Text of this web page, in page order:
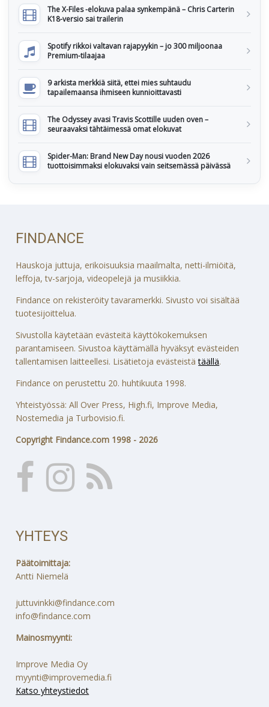
The X-Files -elokuva palaa synkempänä – Chris Carterin
K18-versio sai trailerin
Spotify rikkoi valtavan rajapyykin – jo 300 miljoonaa
Premium-tilaajaa
9 arkista merkkiä siitä, ettei mies suhtaudu
tapailemaansa ihmiseen kunnioittavasti
The Odyssey avasi Travis Scottille uuden oven –
seuraavaksi tähtäimessä omat elokuvat
Spider-Man: Brand New Day nousi vuoden 2026
tuottoisimmaksi elokuvaksi vain seitsemässä päivässä
FINDANCE
Hauskoja juttuja, erikoisuuksia maailmalta, netti-ilmiöitä,
leffoja, tv-sarjoja, videopelejä ja musiikkia.
Findance on rekisteröity tavaramerkki. Sivusto voi sisältää
tuotesijoittelua.
Sivustolla käytetään evästeitä käyttökokemuksen
parantamiseen. Sivustoa käyttämällä hyväksyt evästeiden
tallentamisen laitteellesi. Lisätietoja evästeistätäällä.
Findance on perustettu 20. huhtikuuta 1998.
Yhteistyössä: All Over Press, High.fi, Improve Media,
Nostemedia ja Turbovisio.fi.
Copyright Findance.com 1998 - 2026
YHTEYS
Päätoimittaja:
Antti Niemelä
juttuvinkki@findance.com
info@findance.com
Mainosmyynti:
Improve Media Oy
myynti@improvemedia.fi
Katso yhteystiedot